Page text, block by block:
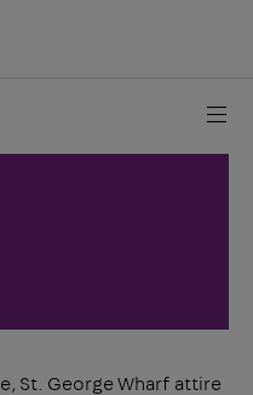
St. George Wharf attire